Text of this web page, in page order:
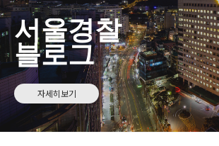
서울경찰
블로그
자세히보기